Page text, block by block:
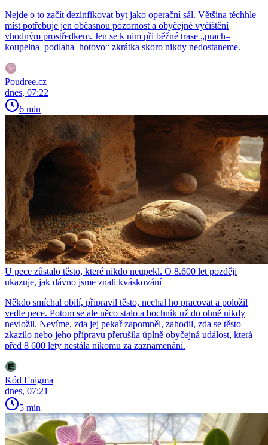
Nejde o to začít dezinfikovat byt jako operační sál. Většina těchhle
míst potřebuje jen občasnou pozornost a obyčejné vyčištění
vhodným prostředkem. Jen se k nim při běžné trase „prach–
koupelna–podlaha–hotovo“ zkrátka skoro nikdy nedostaneme.
Poudree.cz
dnes, 07:22
6 min
U pece zůstalo těsto, které nikdo neupekl. O 8.600 let později
ukazuje, jak dávno jsme znali kváskování
Někdo smíchal obilí, připravil těsto, nechal ho pracovat a položil
vedle pece. Potom se ale něco stalo a bochník už do ohně nikdy
nevložil. Nevíme, zda jej pekař zapomněl, zahodil, zda se těsto
zkazilo nebo jeho přípravu přerušila úplně obyčejná událost, která
před 8 600 lety nestála nikomu za zaznamenání.
Kód Enigma
dnes, 07:21
5 min